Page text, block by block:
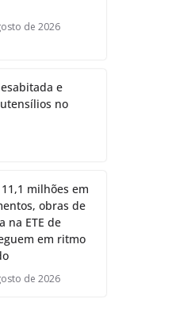
de 2026
e
no
11,1 milhões em
obras de
na ETE de
em ritmo
de 2026